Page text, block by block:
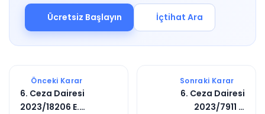
Ücretsiz Başlayın İçtihat Ara
Önceki Karar
6. Ceza Dairesi
2023/18206 E.
Sonraki Karar
6. Ceza Dairesi
2023/7911 E.